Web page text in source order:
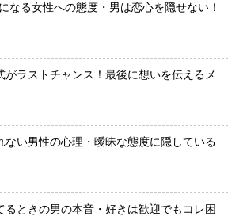
なる女性への態度・男は恋心を隠せない！
がラストチャンス！最後に想いを伝えるメ
ない男性の心理・曖昧な態度に隠している
るときの男の本音・好きは歓迎でもコレ困